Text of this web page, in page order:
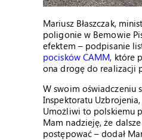
Mariusz Błaszczak,
poligonie w Bemowie
efektem – podpisanie
pocisków CAMM, które
ona drogę do realizacji
W swoim oświadczeniu
Inspektoratu
Umożliwi to polskiemu
Mam nadzieję, że
postępować – dodał